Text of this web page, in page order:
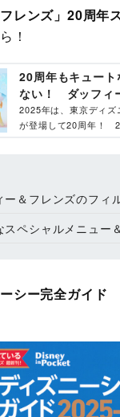
レンズ」20周年
！
20周年もキュー
ない！ ダッフィ
ペシャルイベント
コクリコ｜講談社
2025年は、東京ディ
が登場して20周年！
フレンズのフィルド・ウィズ・
ペシャルメニュー＆ス
シー完全ガイド